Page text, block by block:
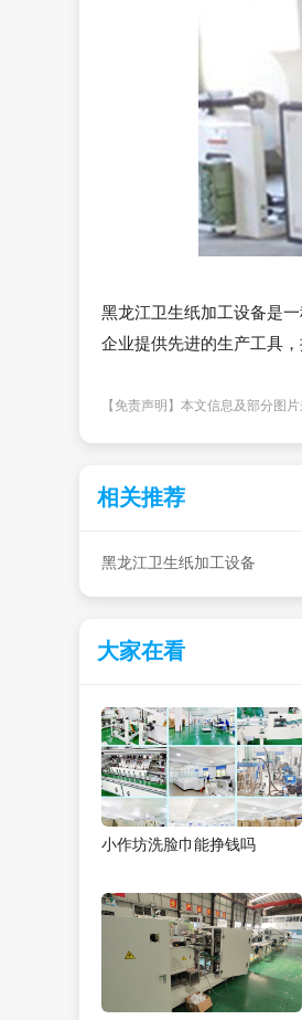
黑龙江卫生纸加工设备是
企业提供先进的生产工具，
【免责声明】本文信息及部分图
相关推荐
黑龙江卫生纸加工设备
大家在看
小作坊洗脸巾能挣钱吗